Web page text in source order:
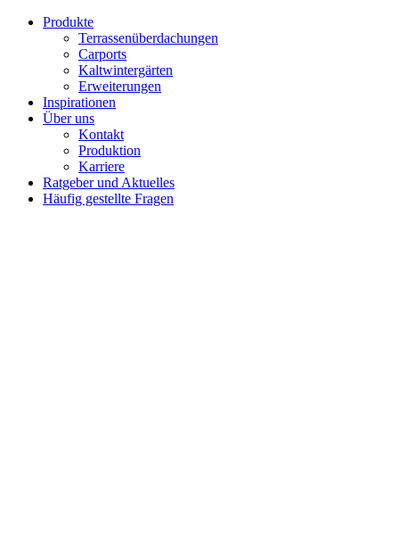
Produkte
Terrassenüberdachungen
Carports
Kaltwintergärten
Erweiterungen
Inspirationen
Über uns
Kontakt
Produktion
Karriere
Ratgeber und Aktuelles
Häufig gestellte Fragen